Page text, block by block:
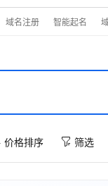
域名注册 智能起名
价格排序 筛选
大模型
文本生成
大模型服务平台
轻量应用服务器
千问办公，解
Agency Agents
普惠上云 官方
官方推荐返现计
网站建设
友盟天域
分销伙伴
销售伙伴合
无影生态合作计
在线服务
售后服务
自助服务
在线服务
什么是云计算
安全合规